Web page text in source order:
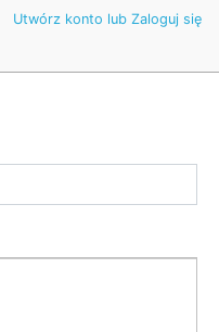
Utwórz konto lub Zaloguj się